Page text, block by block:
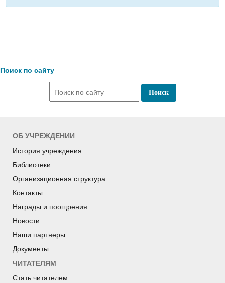
Поиск по сайту
ОБ УЧРЕЖДЕНИИ
История учреждения
Библиотеки
Организационная структура
Контакты
Награды и поощрения
Новости
Наши партнеры
Документы
ЧИТАТЕЛЯМ
Стать читателем